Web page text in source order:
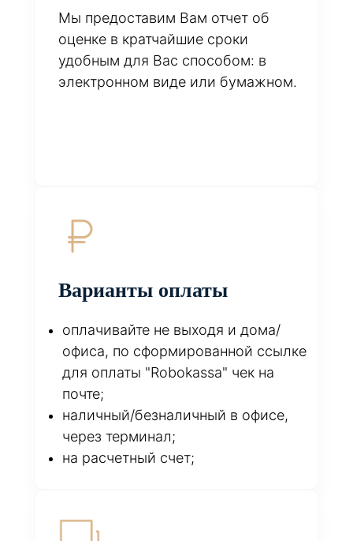
Мы предоставим Вам отчет об
оценке в кратчайшие сроки
удобным для Вас способом: в
электронном виде или бумажном.
Варианты оплаты
оплачивайте не выходя и дома/
офиса, по сформированной ссылке
для оплаты "Robokassa" чек на
почте;
наличный/безналичный в офисе,
через терминал;
на расчетный счет;